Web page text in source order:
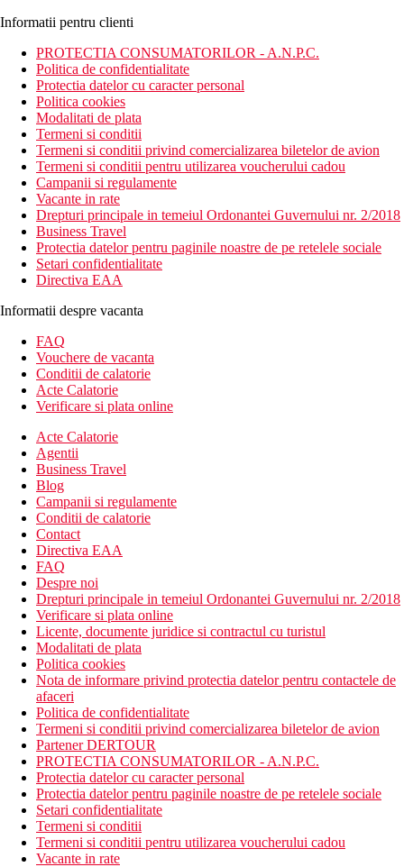
Informatii pentru clienti
PROTECTIA CONSUMATORILOR - A.N.P.C.
Politica de confidentialitate
Protectia datelor cu caracter personal
Politica cookies
Modalitati de plata
Termeni si conditii
Termeni si conditii privind comercializarea biletelor de avion
Termeni si conditii pentru utilizarea voucherului cadou
Campanii si regulamente
Vacante in rate
Drepturi principale in temeiul Ordonantei Guvernului nr. 2/2018
Business Travel
Protectia datelor pentru paginile noastre de pe retelele sociale
Setari confidentialitate
Directiva EAA
Informatii despre vacanta
FAQ
Vouchere de vacanta
Conditii de calatorie
Acte Calatorie
Verificare si plata online
Acte Calatorie
Agentii
Business Travel
Blog
Campanii si regulamente
Conditii de calatorie
Contact
Directiva EAA
FAQ
Despre noi
Drepturi principale in temeiul Ordonantei Guvernului nr. 2/2018
Verificare si plata online
Licente, documente juridice si contractul cu turistul
Modalitati de plata
Politica cookies
Nota de informare privind protectia datelor pentru contactele de
afaceri
Politica de confidentialitate
Termeni si conditii privind comercializarea biletelor de avion
Partener DERTOUR
PROTECTIA CONSUMATORILOR - A.N.P.C.
Protectia datelor cu caracter personal
Protectia datelor pentru paginile noastre de pe retelele sociale
Setari confidentialitate
Termeni si conditii
Termeni si conditii pentru utilizarea voucherului cadou
Vacante in rate